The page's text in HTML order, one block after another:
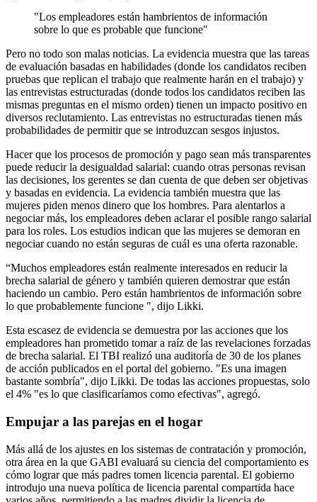
"Los empleadores están hambrientos de información
sobre lo que es probable que funcione"
Pero no todo son malas noticias. La evidencia muestra que las tareas
de evaluación basadas en habilidades (donde los candidatos reciben
pruebas que replican el trabajo que realmente harán en el trabajo) y
las entrevistas estructuradas (donde todos los candidatos reciben las
mismas preguntas en el mismo orden) tienen un impacto positivo en
diversos reclutamiento. Las entrevistas no estructuradas tienen más
probabilidades de permitir que se introduzcan sesgos injustos.
Hacer que los procesos de promoción y pago sean más transparentes
puede reducir la desigualdad salarial: cuando otras personas revisan
las decisiones, los gerentes se dan cuenta de que deben ser objetivas
y basadas en evidencia. La evidencia también muestra que las
mujeres piden menos dinero que los hombres. Para alentarlos a
negociar más, los empleadores deben aclarar el posible rango salarial
para los roles. Los estudios indican que las mujeres se demoran en
negociar cuando no están seguras de cuál es una oferta razonable.
“Muchos empleadores están realmente interesados en reducir la
brecha salarial de género y también quieren demostrar que están
haciendo un cambio. Pero están hambrientos de información sobre
lo que probablemente funcione ", dijo Likki.
Esta escasez de evidencia se demuestra por las acciones que los
empleadores han prometido tomar a raíz de las revelaciones forzadas
de brecha salarial. El TBI realizó una auditoría de 30 de los planes
de acción publicados en el portal del gobierno. "Es una imagen
bastante sombría", dijo Likki. De todas las acciones propuestas, solo
el 4% "es lo que clasificaríamos como efectivas", agregó.
Empujar a las parejas en el hogar
Más allá de los ajustes en los sistemas de contratación y promoción,
otra área en la que GABI evaluará su ciencia del comportamiento es
cómo lograr que más padres tomen licencia parental. El gobierno
introdujo una nueva política de licencia parental compartida hace